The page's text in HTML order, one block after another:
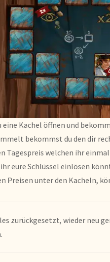
eine Kachel öffnen und
bekommst du den dir
Tagespreis welchen ihr
eure Schlüssel einlösen
Preisen unter den Kacheln,
zurückgesetzt, wieder neu